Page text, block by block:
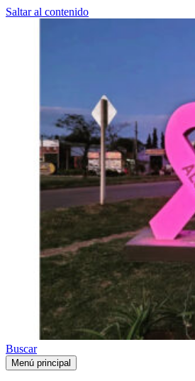
Saltar al contenido
Buscar
Menú principal